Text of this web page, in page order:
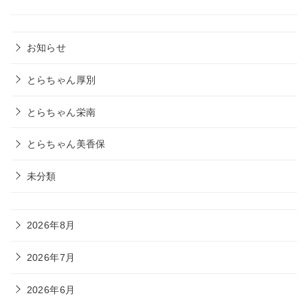
お知らせ
とらちゃん厚別
とらちゃん栄南
とらちゃん美香保
未分類
2026年8月
2026年7月
2026年6月